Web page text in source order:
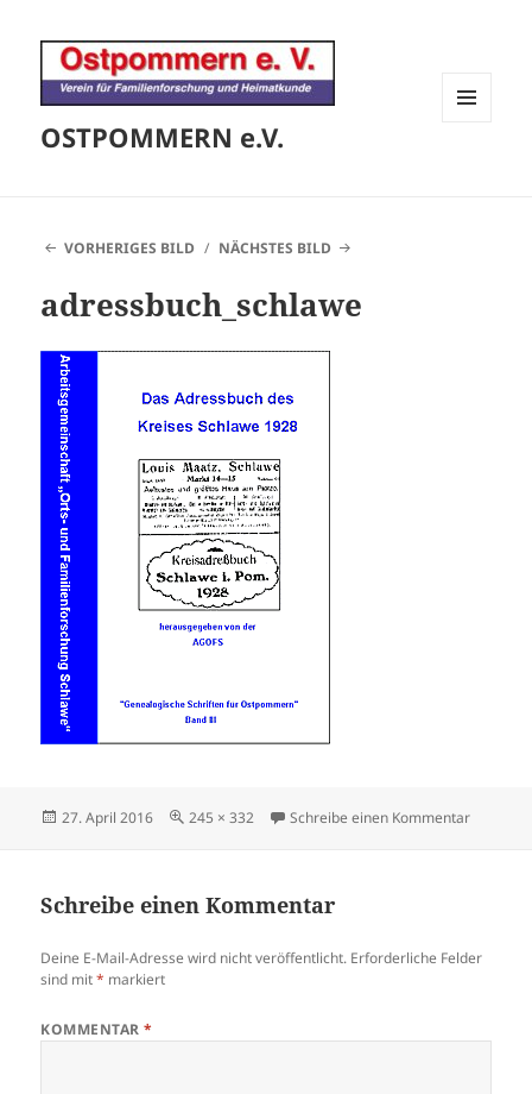
OSTPOMMERN e.V.
VORHERIGES BILD NÄCHSTES BILD
adressbuch_schlawe
Veröffentlicht
27. April 2016 Originalgröße
245 × 332 Schreibe einen Kommentarzu
Schreibe einen Kommentar
Deine E-Mail-Adresse wird nicht veröffentlicht. Erforderliche Felder
sind mit* markiert
KOMMENTAR*